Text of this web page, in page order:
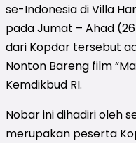
se-Indonesia di Villa
pada Jumat – Ahad
dari Kopdar tersebut
Nonton Bareng film
Kemdikbud RI.
Nobar ini dihadiri oleh
merupakan peserta